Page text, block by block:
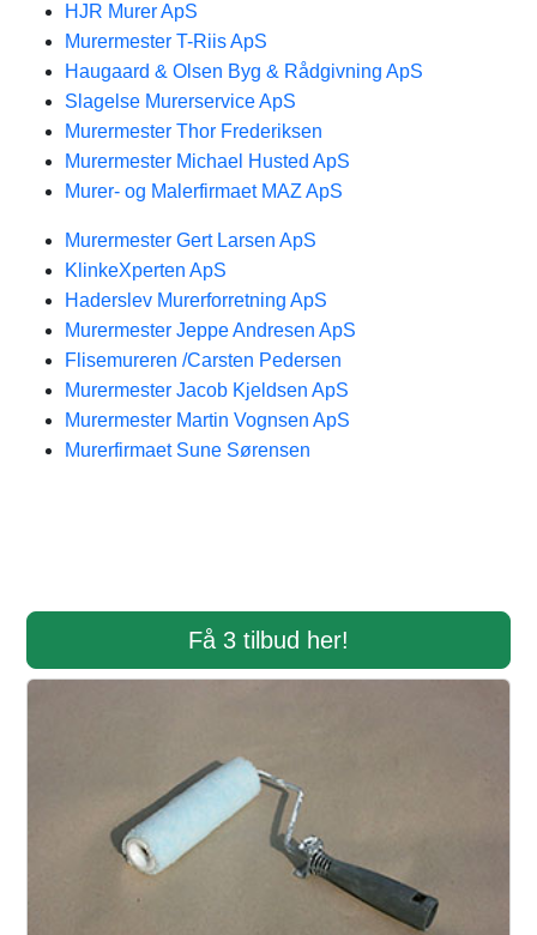
HJR Murer ApS
Murermester T-Riis ApS
Haugaard & Olsen Byg & Rådgivning ApS
Slagelse Murerservice ApS
Murermester Thor Frederiksen
Murermester Michael Husted ApS
Murer- og Malerfirmaet MAZ ApS
Murermester Gert Larsen ApS
KlinkeXperten ApS
Haderslev Murerforretning ApS
Murermester Jeppe Andresen ApS
Flisemureren /Carsten Pedersen
Murermester Jacob Kjeldsen ApS
Murermester Martin Vognsen ApS
Murerfirmaet Sune Sørensen
Få 3 tilbud her!